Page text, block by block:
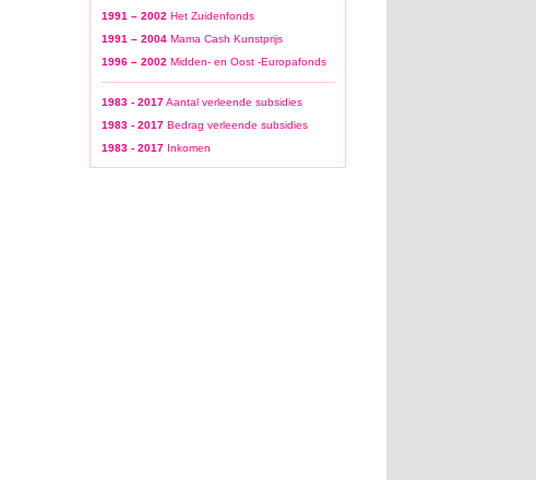
1991 – 2002 Het Zuidenfonds
1991 – 2004 Mama Cash Kunstprijs
1996 – 2002 Midden- en Oost -Europafonds
1983 - 2017 Aantal verleende subsidies
1983 - 2017 Bedrag verleende subsidies
1983 - 2017 Inkomen